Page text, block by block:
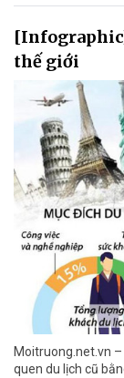
thế giới
Moitruong.net.vn
quen du lịch cũ